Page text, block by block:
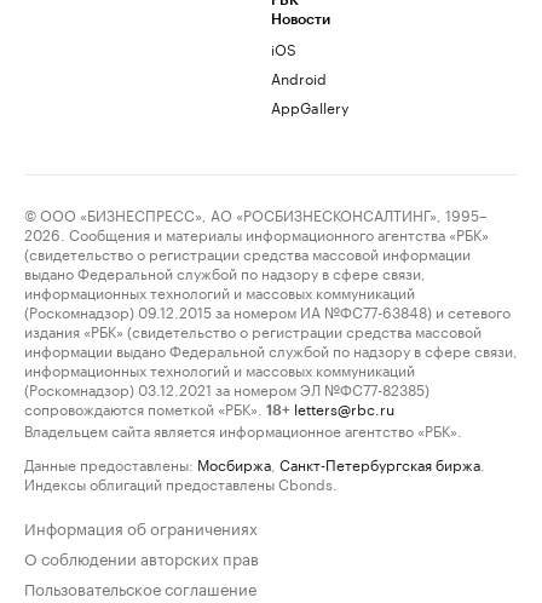
Новости
iOS
Android
AppGallery
© ООО «БИЗНЕСПРЕСС», АО «РОСБИЗНЕСКОНСАЛТИНГ», 1995–
2026. Сообщения и материалы информационного агентства «РБК»
(свидетельство о регистрации средства массовой информации
выдано Федеральной службой по надзору в сфере связи,
информационных технологий и массовых коммуникаций
(Роскомнадзор) 09.12.2015 за номером ИА №ФС77-63848) и сетевого
издания «РБК» (свидетельство о регистрации средства массовой
информации выдано Федеральной службой по надзору в сфере связи,
информационных технологий и массовых коммуникаций
(Роскомнадзор) 03.12.2021 за номером ЭЛ №ФС77-82385)
сопровождаются пометкой «РБК».
18+ letters@rbc.ru
Владельцем сайта является информационное агентство «РБК».
Данные предоставлены: Мосбиржа Санкт-Петербургская биржа
Индексы облигаций предоставлены Cbonds.
Информация об ограничениях
О соблюдении авторских прав
Пользовательское соглашение